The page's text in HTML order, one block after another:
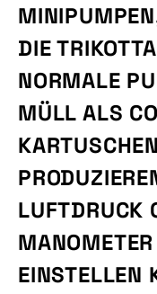
DIE
NORMALE
MÜLL ALS
LUFTDRUCK
EINSTELLEN